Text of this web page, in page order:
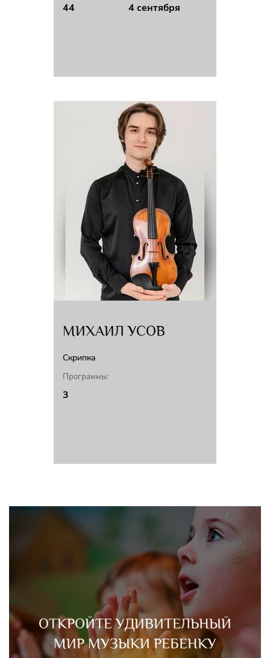
44 4 сентября
МИХАИЛ УСОВ
Скрипка
Программы:
3
ОТКРОЙТЕ УДИВИТЕЛЬНЫЙ
МИР МУЗЫКИ РЕБЕНКУ